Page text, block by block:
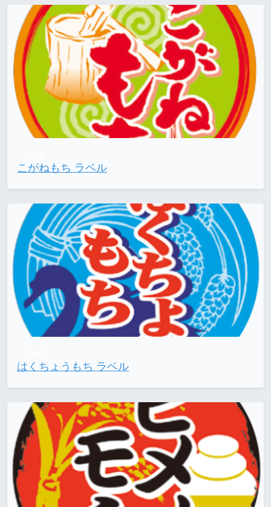
こがねもち ラベル
はくちょうもち ラベル